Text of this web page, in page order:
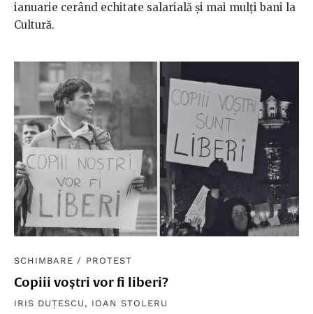
ianuarie cerând echitate salarială și mai mulți bani la
Cultură.
SCHIMBARE / PROTEST
Copiii voștri vor fi liberi?
IRIS DUȚESCU , IOAN STOLERU